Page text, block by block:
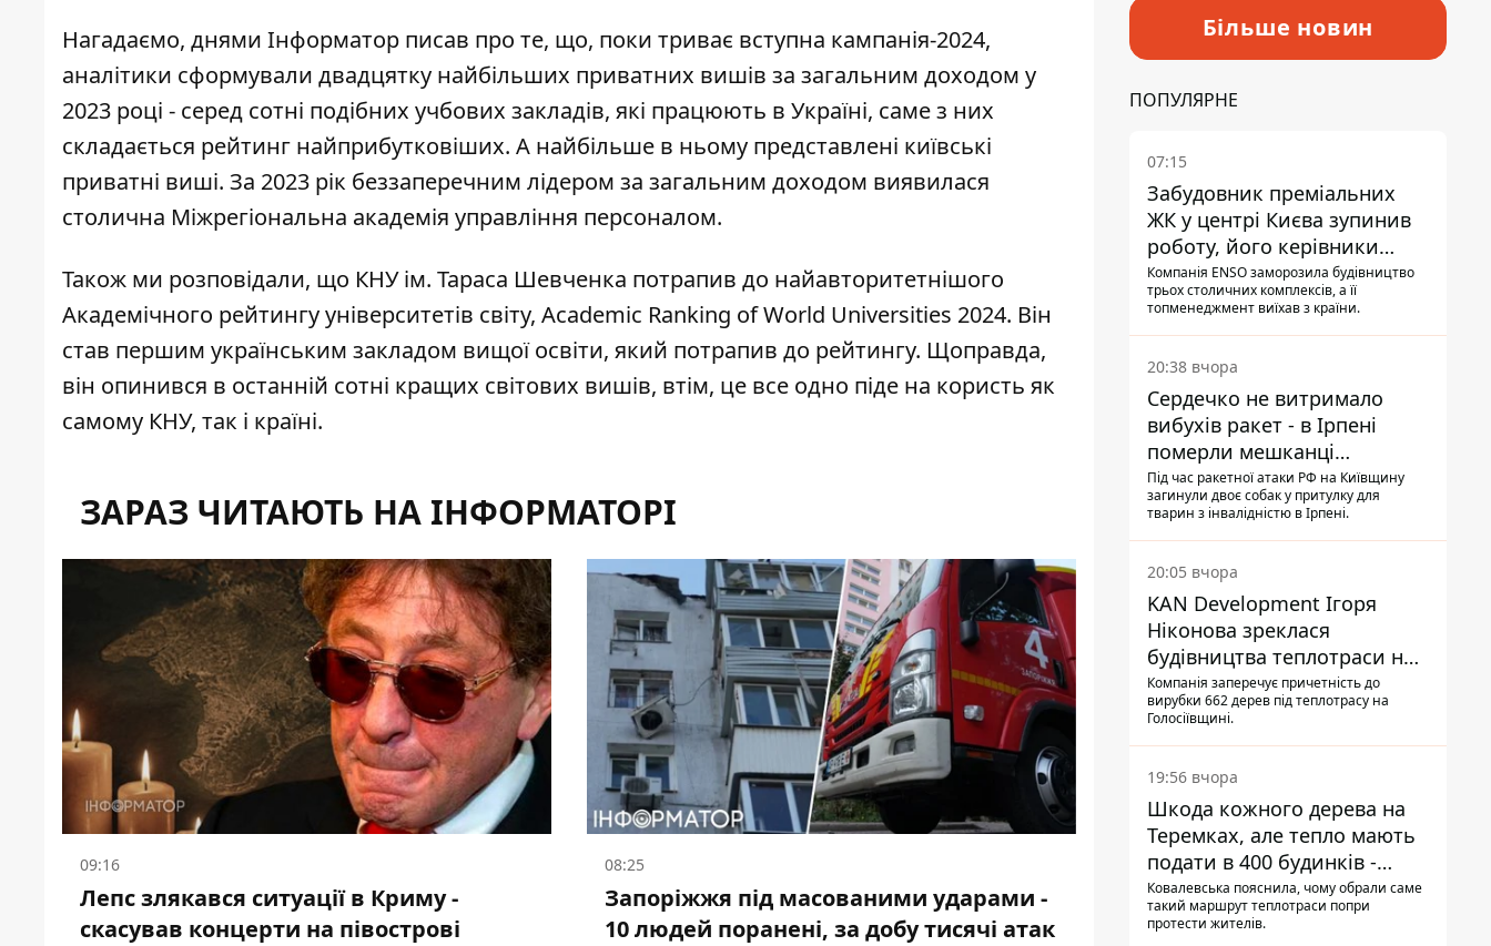
Нагадаємо, днями Інформатор писав про те, що, поки триває вступна кампанія-2024,
аналітики сформували двадцятку найбільших приватних вишів за загальним доходом у
2023 році - серед сотні подібних учбових закладів, які працюють в Україні, саме з них
складається рейтинг найприбутковіших. А найбільше в ньому представлені київські
приватні виші. За 2023 рік беззаперечним лідером за загальним доходом виявилася
столична Міжрегіональна академія управління персоналом.
Також ми розповідали, що КНУ ім. Тараса Шевченка потрапив до найавторитетнішого
Академічного рейтингу університетів світу, Academic Ranking of World Universities 2024. Він
став першим українським закладом вищої освіти, який потрапив до рейтингу. Щоправда,
він опинився в останній сотні кращих світових вишів, втім, це все одно піде на користь як
самому КНУ, так і країні.
ЗАРАЗ ЧИТАЮТЬ НА ІНФОРМАТОРІ
09:16
Лепс злякався ситуації в Криму -
скасував концерти на півострові
08:25
Запоріжжя під масованими ударами -
10 людей поранені, за добу тисячі атак
Більше новин
ПОПУЛЯРНЕ
07:15
Забудовник преміальних
ЖК у центрі Києва зупинив
роботу, його керівники
втекли з України - Bihus.info
Компанія ENSO заморозила будівництво
трьох столичних комплексів, а її
топменеджмент виїхав з країни.
20:38 вчора
Сердечко не витримало
вибухів ракет - в Ірпені
померли мешканці
притулку для собак з
інвалідністю
Під час ракетної атаки РФ на Київщину
загинули двоє собак у притулку для
тварин з інвалідністю в Ірпені.
20:05 вчора
KAN Development Ігоря
Ніконова зреклася
будівництва теплотраси на
Теремках
Компанія заперечує причетність до
вирубки 662 дерев під теплотрасу на
Голосіївщині.
19:56 вчора
Шкода кожного дерева на
Теремках, але тепло мають
подати в 400 будинків -
депутатка Київради
Ковалевська пояснила, чому обрали саме
такий маршрут теплотраси попри
протести жителів.